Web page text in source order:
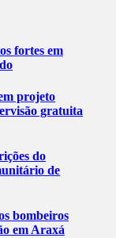
fortes em
projeto
gratuita
do
de
bombeiros
em Araxá